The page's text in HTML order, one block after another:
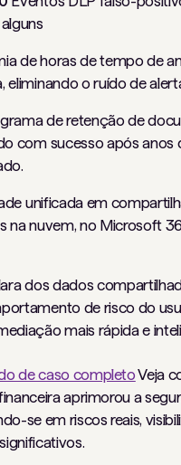
de horas de tempo de
eliminando o ruído de
de retenção de
com sucesso após anos
unificada em
na nuvem, no Microsoft
dos dados
de risco do
mais rápida e
de caso completoVeja
aprimorou a
se em riscos reais,